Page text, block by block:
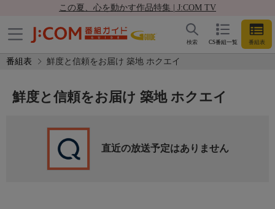
この夏、心を動かす作品特集 | J:COM TV
CS番組一覧 番組表
検索
番組表 鮮度と信頼をお届け 築地 ホクエイ
鮮度と信頼をお届け 築地 ホクエイ
直近の放送予定はありません